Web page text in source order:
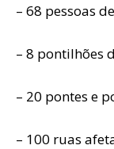
– 68 pessoas
– 8 pontilhões
– 20 pontes e
– 100 ruas